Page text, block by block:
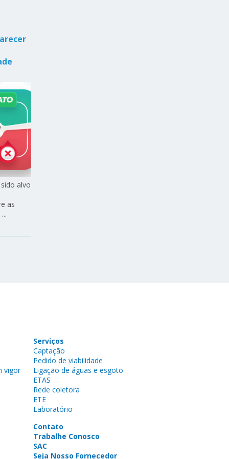
alvo
as
vigor
Serviços
Captação
Pedido de viabilidade
Ligação de águas e esgoto
ETAS
Rede coletora
ETE
Laboratório
Contato
Trabalhe Conosco
SAC
Seja Nosso Fornecedor